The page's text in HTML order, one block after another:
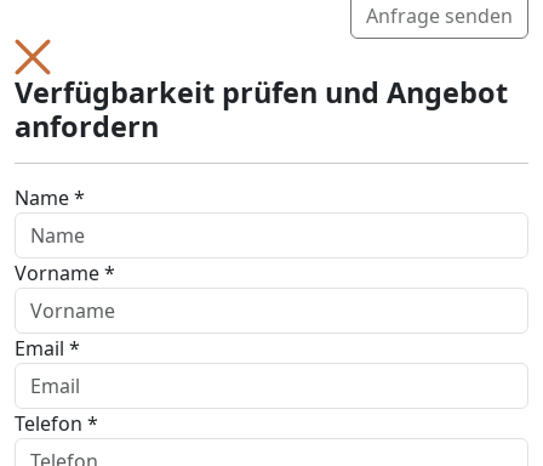
Anfrage senden
Verfügbarkeit prüfen und Angebot
anfordern
Name *
Vorname *
Email *
Telefon *